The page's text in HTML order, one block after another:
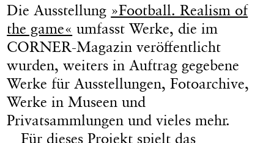
Die Ausstellung »Football. Realism of
the game« umfasst Werke, die im
CORNER-Magazin veröffentlicht
wurden, weiters in Auftrag gegebene
Werke für Ausstellungen, Fotoarchive,
Werke in Museen und
Privatsammlungen und vieles mehr.
Für dieses Projekt spielt das